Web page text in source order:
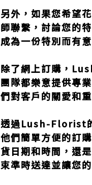
另外，如果您希望
師聯繫，討論您的
成為一份特別而有
除了網上訂購，
團隊都樂意提供專
們對客戶的關愛和重
透過Lush-Florist
他們簡單方便的訂
貨日期和時間，還
束準時送達並讓您